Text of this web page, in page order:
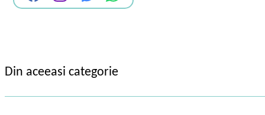
Din aceeasi categorie